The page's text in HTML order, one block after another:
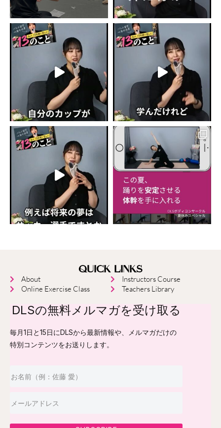
QUICK LINKS
About
Online Exercise Class
Instructors Course
Teachers Library
DLSの無料メルマガを受け取る
毎月1日と15日にDLSから最新情報や、メルマガだけの
特別コンテンツをお送りします。